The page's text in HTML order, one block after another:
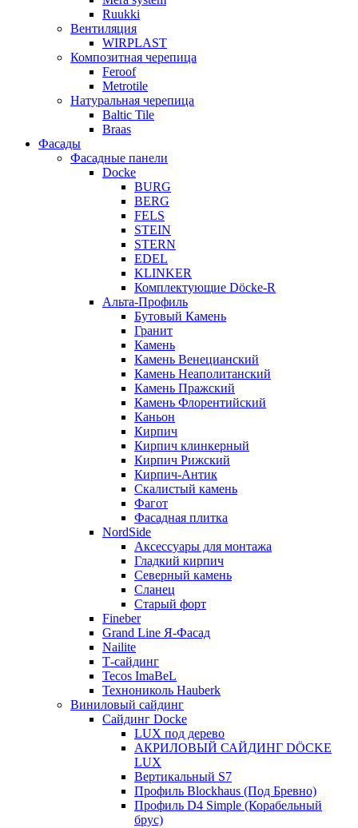
Ruukki
Вентиляция
WIRPLAST
Композитная черепица
Feroof
Metrotile
Натуральная черепица
Baltic Tile
Braas
Фасады
Фасадные панели
Docke
BURG
BERG
FELS
STEIN
STERN
EDEL
KLINKER
Комплектующие Döcke-R
Альта-Профиль
Бутовый Камень
Гранит
Камень
Камень Венецианский
Камень Неаполитанский
Камень Пражский
Камень Флорентийский
Каньон
Кирпич
Кирпич клинкерный
Кирпич Рижский
Кирпич-Антик
Скалистый камень
Фагот
Фасадная плитка
NordSide
Аксессуары для монтажа
Гладкий кирпич
Северный камень
Сланец
Старый форт
Fineber
Grand Line Я-Фасад
Nailite
Т-сайдинг
Tecos ImaBeL
Технониколь Hauberk
Виниловый сайдинг
Сайдинг Docke
LUX под дерево
АКРИЛОВЫЙ САЙДИНГ DÖCKE
LUX
Вертикальный S7
Профиль Blockhaus (Под Бревно)
Профиль D4 Simple (Корабельный
брус)